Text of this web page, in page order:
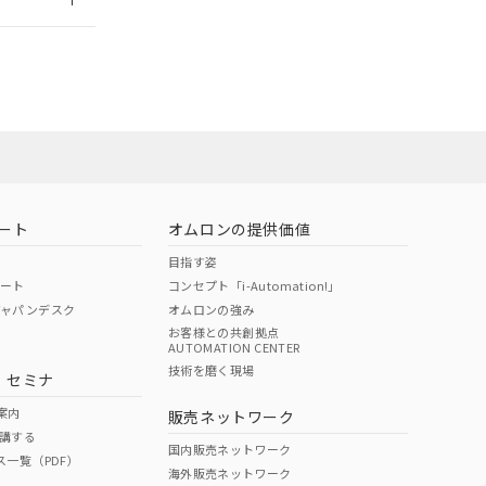
O O
ページへ
ください
ト
ト
パンデスク
セミナ
内
する
覧（PDF）
オムロンの提供価値
目指す姿
コンセプト「i-Automation!」
オムロンの強み
お客様との共創拠点
AUTOMATION CENTER
技術を磨く現場
販売ネットワーク
国内販売ネットワーク
海外販売ネットワーク